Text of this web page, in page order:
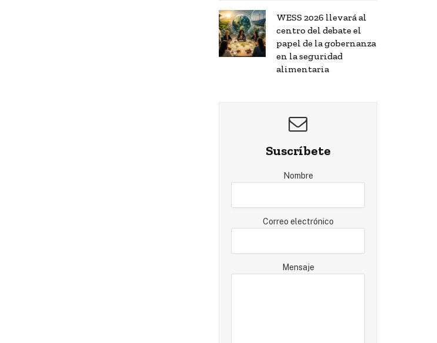
WESS 2026 llevará al
centro del debate el
papel de la gobernanza
en la seguridad
alimentaria
Suscríbete
Nombre
Correo electrónico
Mensaje